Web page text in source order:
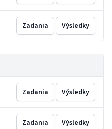
Zadania Výsledky
Zadania Výsledky
Zadania Výsledky